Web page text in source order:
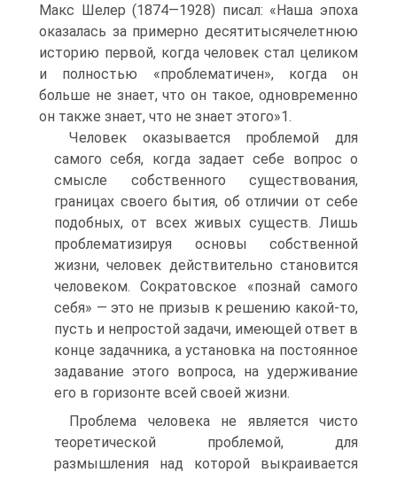
Макс Шелер (1874—1928) писал: «Наша эпоха
оказалась за примерно десятитысячелетнюю
историю первой, когда человек стал целиком
и полностью «проблематичен», когда он
больше не знает, что он такое, одновременно
он также знает, что не знает этого»1.
Человек оказывается проблемой для
самого себя, когда задает себе вопрос о
смысле собственного существования,
границах своего бытия, об отличии от себе
подобных, от всех живых существ. Лишь
проблематизируя основы собственной
жизни, человек действительно становится
человеком. Сократовское «познай самого
себя» — это не призыв к решению какой-то,
пусть и непростой задачи, имеющей ответ в
конце задачника, а установка на постоянное
задавание этого вопроса, на удерживание
его в горизонте всей своей жизни.
Проблема человека не является чисто
теоретической проблемой, для
размышления над которой выкраивается